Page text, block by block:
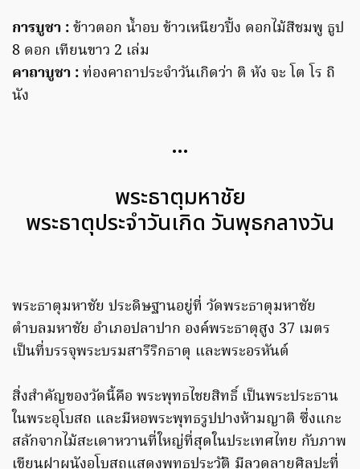
การบูชา :ข้าวตอก น้ำอบ ข้าวเหนียวปิ้ง ดอกไม้สีชมพู ธูป
8 ดอก เทียนขาว 2 เล่ม
คาถาบูชา :ท่องคาถาประจำวันเกิดว่า ติ หัง จะ โต โร ถิ
นัง
…
พระธาตุมหาชัย
พระธาตุประจำวันเกิด วันพุธกลางวัน
พระธาตุมหาชัย ประดิษฐานอยู่ที่ วัดพระธาตุมหาชัย
ตำบลมหาชัย อำเภอปลาปาก องค์พระธาตุสูง 37 เมตร
เป็นที่บรรจุพระบรมสารีริกธาตุ และพระอรหันต์
สิ่งสำคัญของวัดนี้คือ พระพุทธไชยสิทธิ์ เป็นพระประธาน
ในพระอุโบสถ และมีหอพระพุทธรูปปางห้ามญาติ ซึ่งแกะ
สลักจากไม้สะเดาหวานที่ใหญ่ที่สุดในประเทศไทย กับภาพ